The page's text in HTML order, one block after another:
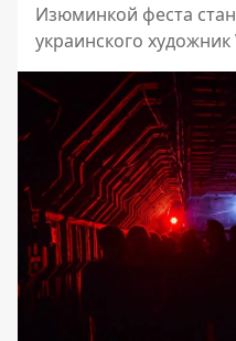
Изюминкой феста
украинского художник